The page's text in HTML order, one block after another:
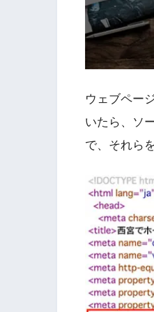
ウェブペー
いたら、ソ
で、それら